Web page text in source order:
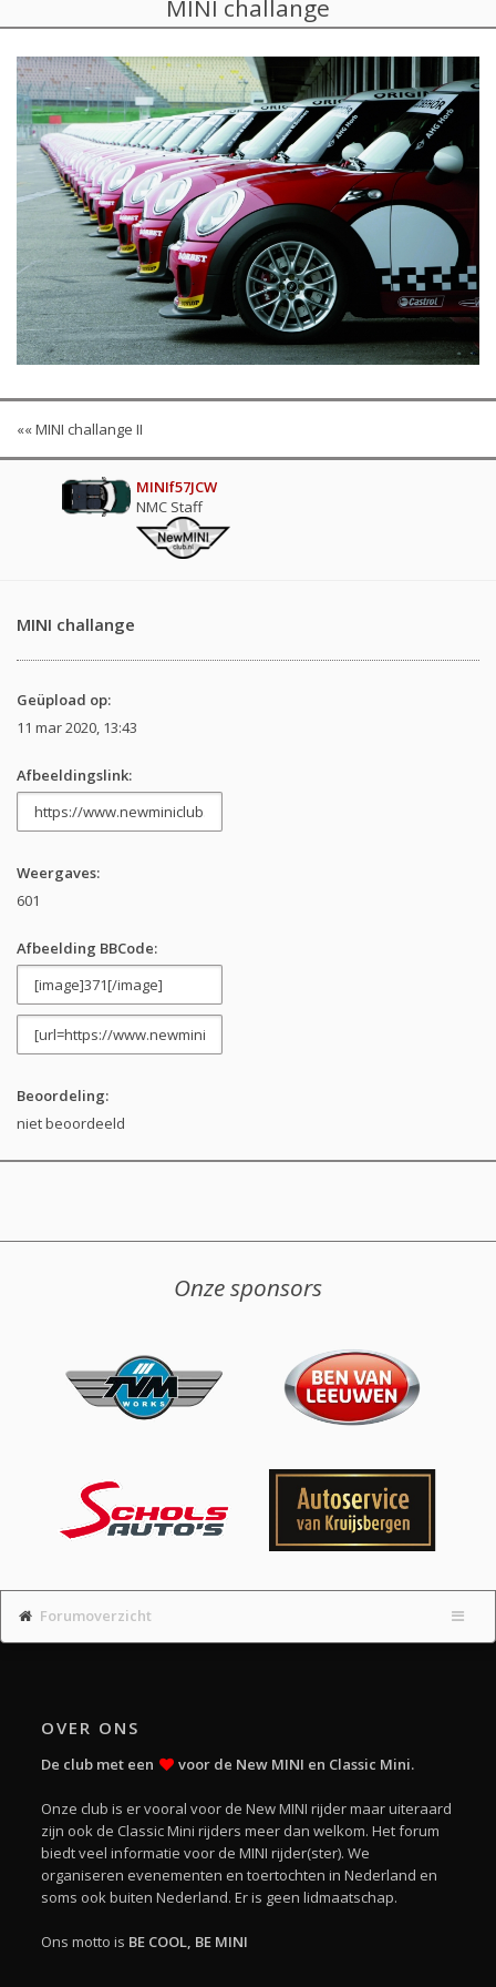
MINI challange
«« MINI challange II
MINIf57JCW
NMC Staff
MINI challange
Geüpload op:
11 mar 2020, 13:43
Afbeeldingslink:
Weergaves:
601
Afbeelding BBCode:
Beoordeling:
niet beoordeeld
Onze sponsors
Forumoverzicht
OVER ONS
De club met een voor de New MINI en Classic Mini.
Onze club is er vooral voor de New MINI rijder maar uiteraard
zijn ook de Classic Mini rijders meer dan welkom. Het forum
biedt veel informatie voor de MINI rijder(ster). We
organiseren evenementen en toertochten in Nederland en
soms ook buiten Nederland. Er is geen lidmaatschap.
Ons motto is BE COOL, BE MINI